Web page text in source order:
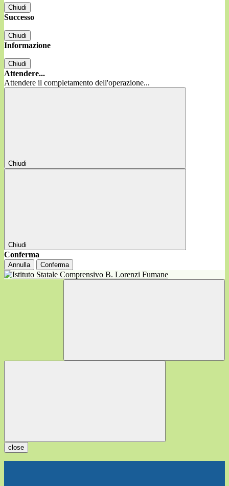
Chiudi
Successo
Chiudi
Informazione
Chiudi
Attendere...
Attendere il completamento dell'operazione...
Chiudi
Chiudi
Conferma
Annulla Conferma
close